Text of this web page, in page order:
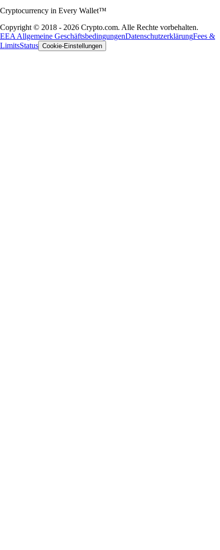
Cryptocurrency in Every Wallet™
Copyright © 2018 - 2026 Crypto.com. Alle Rechte vorbehalten.
EEA Allgemeine GeschäftsbedingungenDatenschutzerklärungFees &
LimitsStatus Cookie-Einstellungen